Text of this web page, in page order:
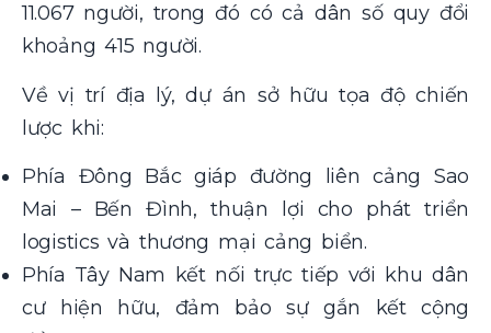
11.067 người, trong đó có cả dân số quy đổi
khoảng 415 người.
Về vị trí địa lý, dự án sở hữu tọa độ chiến
lược khi:
Phía Đông Bắc giáp đường liên cảng Sao
Mai – Bến Đình, thuận lợi cho phát triển
logistics và thương mại cảng biển.
Phía Tây Nam kết nối trực tiếp với khu dân
cư hiện hữu, đảm bảo sự gắn kết cộng